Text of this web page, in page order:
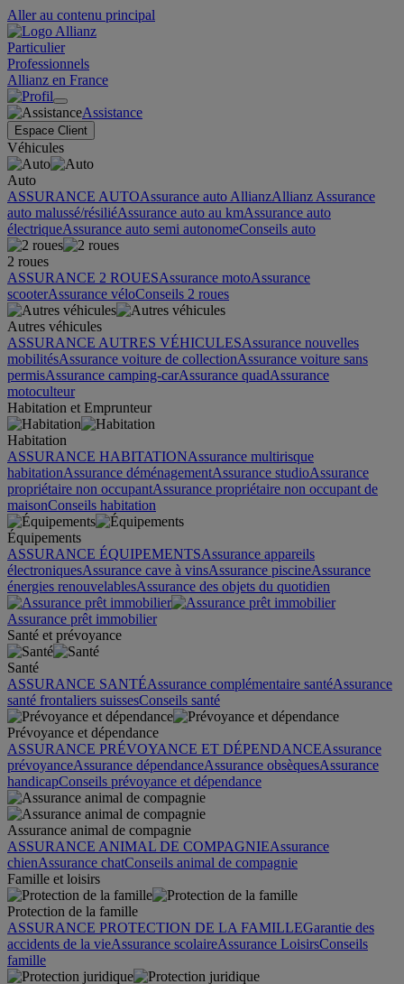
Aller au contenu principal
Particulier
Professionnels
Allianz en France
Assistance
Espace Client
Véhicules
Auto
ASSURANCE AUTOAssurance auto AllianzAllianz Assurance
auto malussé/résiliéAssurance auto au kmAssurance auto
électriqueAssurance auto semi autonomeConseils auto
2 roues
ASSURANCE 2 ROUESAssurance motoAssurance
scooterAssurance véloConseils 2 roues
Autres véhicules
ASSURANCE AUTRES VÉHICULESAssurance nouvelles
mobilitésAssurance voiture de collectionAssurance voiture sans
permisAssurance camping-carAssurance quadAssurance
motoculteur
Habitation et Emprunteur
Habitation
ASSURANCE HABITATIONAssurance multirisque
habitationAssurance déménagementAssurance studioAssurance
propriétaire non occupantAssurance propriétaire non occupant de
maisonConseils habitation
Équipements
ASSURANCE ÉQUIPEMENTSAssurance appareils
électroniquesAssurance cave à vinsAssurance piscineAssurance
énergies renouvelablesAssurance des objets du quotidien
Assurance prêt immobilier
Santé et prévoyance
Santé
ASSURANCE SANTÉAssurance complémentaire santéAssurance
santé frontaliers suissesConseils santé
Prévoyance et dépendance
ASSURANCE PRÉVOYANCE ET DÉPENDANCEAssurance
prévoyanceAssurance dépendanceAssurance obsèquesAssurance
handicapConseils prévoyance et dépendance
Assurance animal de compagnie
ASSURANCE ANIMAL DE COMPAGNIEAssurance
chienAssurance chatConseils animal de compagnie
Famille et loisirs
Protection de la famille
ASSURANCE PROTECTION DE LA FAMILLEGarantie des
accidents de la vieAssurance scolaireAssurance LoisirsConseils
famille